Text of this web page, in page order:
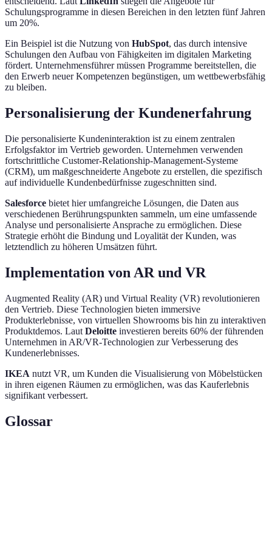
Schulungsprogramme in diesen Bereichen in den letzten fünf Jahren
um 20%.
Ein Beispiel ist die Nutzung von HubSpot, das durch intensive
Schulungen den Aufbau von Fähigkeiten im digitalen Marketing
fördert. Unternehmensführer müssen Programme bereitstellen, die
den Erwerb neuer Kompetenzen begünstigen, um wettbewerbsfähig
zu bleiben.
Personalisierung der Kundenerfahrung
Die personalisierte Kundeninteraktion ist zu einem zentralen
Erfolgsfaktor im Vertrieb geworden. Unternehmen verwenden
fortschrittliche Customer-Relationship-Management-Systeme
(CRM), um maßgeschneiderte Angebote zu erstellen, die spezifisch
auf individuelle Kundenbedürfnisse zugeschnitten sind.
Salesforce bietet hier umfangreiche Lösungen, die Daten aus
verschiedenen Berührungspunkten sammeln, um eine umfassende
Analyse und personalisierte Ansprache zu ermöglichen. Diese
Strategie erhöht die Bindung und Loyalität der Kunden, was
letztendlich zu höheren Umsätzen führt.
Implementation von AR und VR
Augmented Reality (AR) und Virtual Reality (VR) revolutionieren
den Vertrieb. Diese Technologien bieten immersive
Produkterlebnisse, von virtuellen Showrooms bis hin zu interaktiven
Produktdemos. Laut Deloitte investieren bereits 60% der führenden
Unternehmen in AR/VR-Technologien zur Verbesserung des
Kundenerlebnisses.
IKEA nutzt VR, um Kunden die Visualisierung von Möbelstücken
in ihren eigenen Räumen zu ermöglichen, was das Kauferlebnis
signifikant verbessert.
Glossar